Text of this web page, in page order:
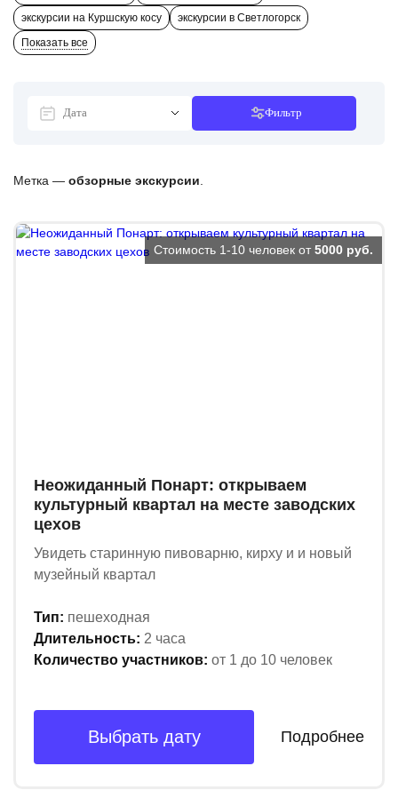
экскурсии на Куршскую косу
экскурсии в Светлогорск
Показать все
Фильтр
Метка — обзорные экскурсии
Неожиданный Понарт: открываем
культурный квартал на месте заводских
цехов
Увидеть старинную пивоварню, кирху и и новый
музейный квартал
Тип: пешеходная
Длительность: 2 часа
Количество участников: от 1 до 10 человек
Стоимость 1-10 человек от 5000 руб.
Выбрать дату Подробнее